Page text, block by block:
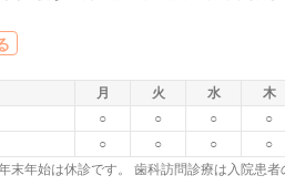
月 火 水
木
○ ○ ○
○
○ ○ ○ ○